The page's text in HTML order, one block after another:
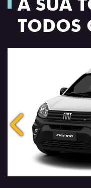
TODOS
Anterior